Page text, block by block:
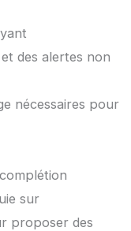
des alertes non
nécessaires pour
sur
proposer des